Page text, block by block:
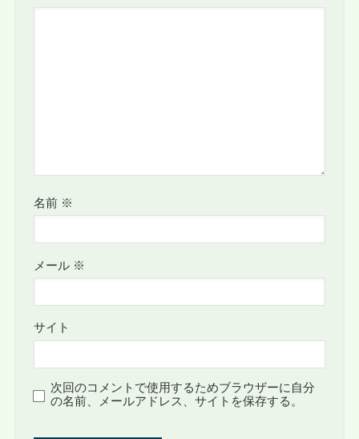
名前 ※
メール ※
サイト
次回のコメントで使用するためブラウザーに自分
の名前、メールアドレス、サイトを保存する。